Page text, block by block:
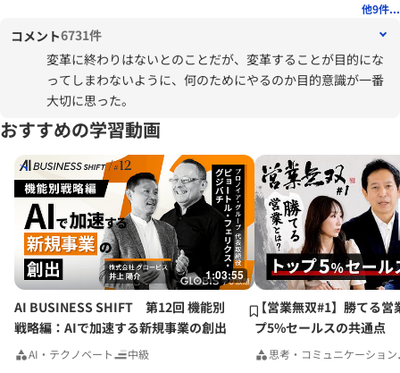
他9件...
コメント6731件
変革に終わりはないとのことだが、変革することが目的にな
ってしまわないように、何のためにやるのか目的意識が一番
大切に思った。
おすすめの学習動画
1:03:55
AI BUSINESS SHIFT 第12回 機能別
戦略編：AIで加速する新規事業の創出
AI・テクノベート 中級
【営業無双#1】勝てる営
プ5%セールスの共通点
思考・コミュニケーション